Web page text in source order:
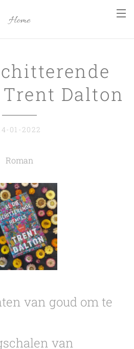
Home
Dalton
01-2022
Roman
van goud om te
van